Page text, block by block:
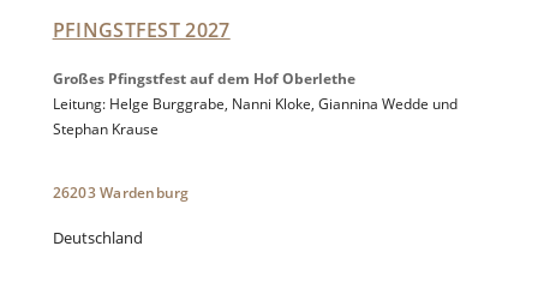
PFINGSTFEST 2027
Großes Pfingstfest auf dem Hof Oberlethe
Leitung: Helge Burggrabe, Nanni Kloke, Giannina Wedde und
Stephan Krause
26203 Wardenburg
Deutschland